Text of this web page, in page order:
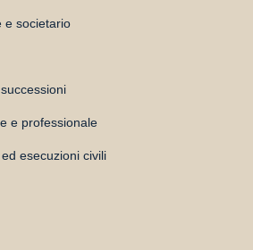
e societario
e professionale
esecuzioni civili